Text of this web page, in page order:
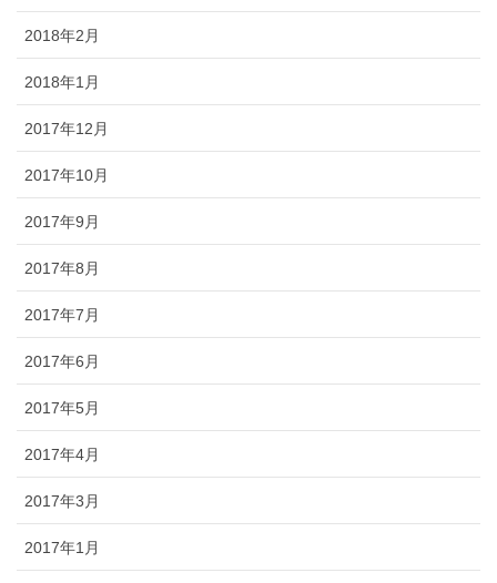
2018年2月
2018年1月
2017年12月
2017年10月
2017年9月
2017年8月
2017年7月
2017年6月
2017年5月
2017年4月
2017年3月
2017年1月